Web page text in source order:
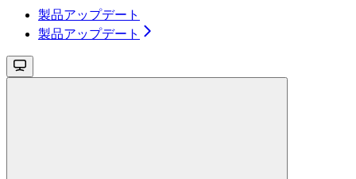
製品アップデート
製品アップデート